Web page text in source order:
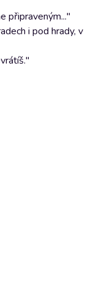
připraveným..."
i pod hrady, v